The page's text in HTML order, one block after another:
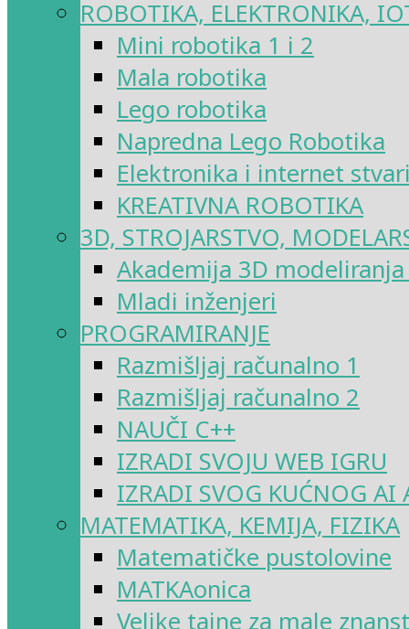
ROBOTIKA, ELEKTRONIKA,
Mini robotika 1 i 2
Mala robotika
Lego robotika
Napredna Lego Robotika
Elektronika i internet
KREATIVNA ROBOTIKA
3D, STROJARSTVO,
Akademija 3D
Mladi inženjeri
PROGRAMIRANJE
Razmišljaj računalno 1
Razmišljaj računalno 2
NAUČI C++
IZRADI SVOJU WEB IGRU
IZRADI SVOG KUĆNOG AI
MATEMATIKA, KEMIJA, FIZIKA
Matematičke pustolovine
MATKAonica
Velike tajne za male